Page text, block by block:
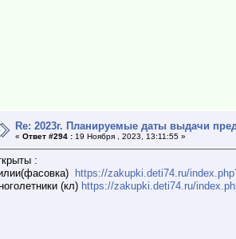
Re: 2023г. Планируемые даты выдачи
« Ответ #294 :19 Ноября , 2023, 13:11:55 »
:
https://zakupki.deti74.ru/
(кл) https://zakupki.deti74.ru/